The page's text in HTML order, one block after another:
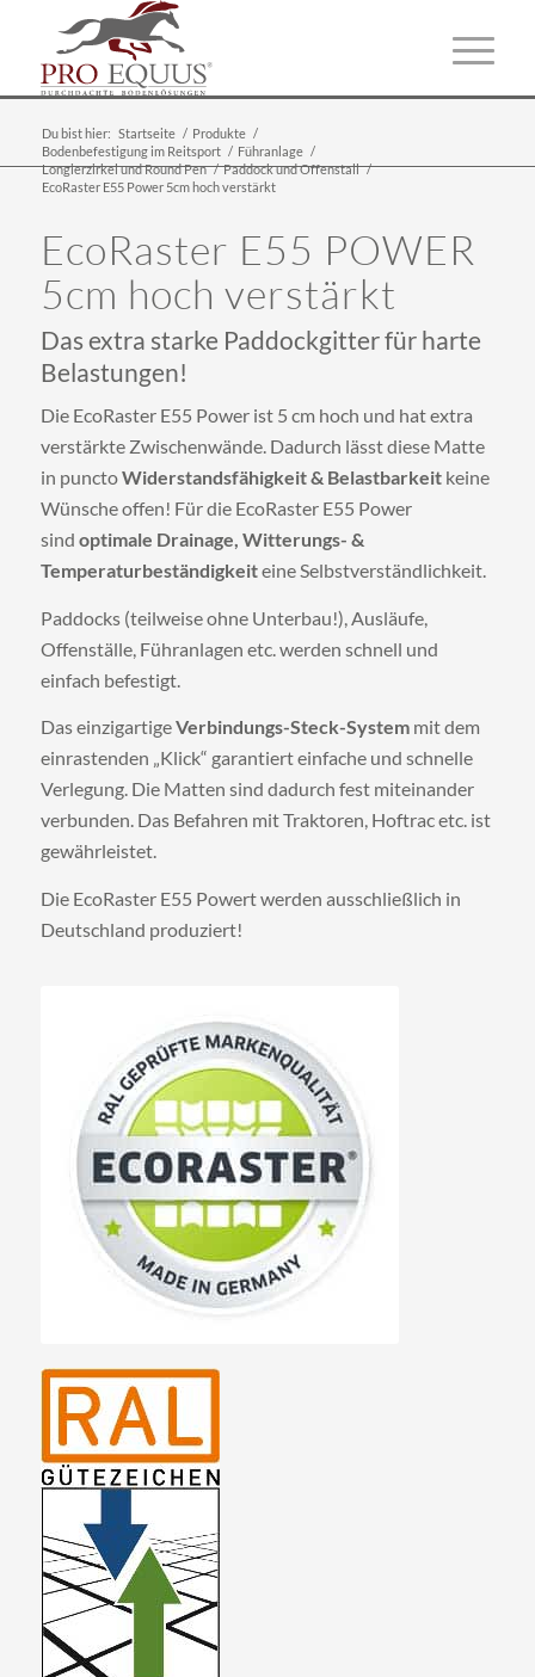
Du bist hier: Startseite / Produkte /
Bodenbefestigung im Reitsport / Führanlage /
Longierzirkel und Round Pen / Paddock und Offenstall /
EcoRaster E55 Power 5cm hoch verstärkt
EcoRaster E55 POWER
5cm hoch verstärkt
Das extra starke Paddockgitter für harte
Belastungen!
Die EcoRaster E55 Power ist 5 cm hoch und hat extra
verstärkte Zwischenwände. Dadurch lässt diese Matte
in punctoWiderstandsfähigkeit & Belastbarkeitkeine
Wünsche offen! Für die EcoRaster E55 Power
sind optimale Drainage, Witterungs- &
Temperaturbeständigkeiteine Selbstverständlichkeit.
Paddocks (teilweise ohne Unterbau!), Ausläufe,
Offenställe, Führanlagen etc. werden schnell und
einfach befestigt.
Das einzigartigeVerbindungs-Steck-Systemmit dem
einrastenden „Klick“ garantiert einfache und schnelle
Verlegung. Die Matten sind dadurch fest miteinander
verbunden. Das Befahren mit Traktoren, Hoftrac etc. ist
gewährleistet.
Die EcoRaster E55 Powert werden ausschließlich in
Deutschland produziert!